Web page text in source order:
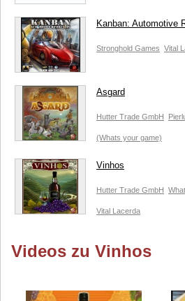
Kanban: Automotive
Stronghold Games Vital
Asgard
Hutter Trade GmbH
(Whats your game)
Vinhos
Hutter Trade GmbH
Vital Lacerda
Videos zu Vinhos